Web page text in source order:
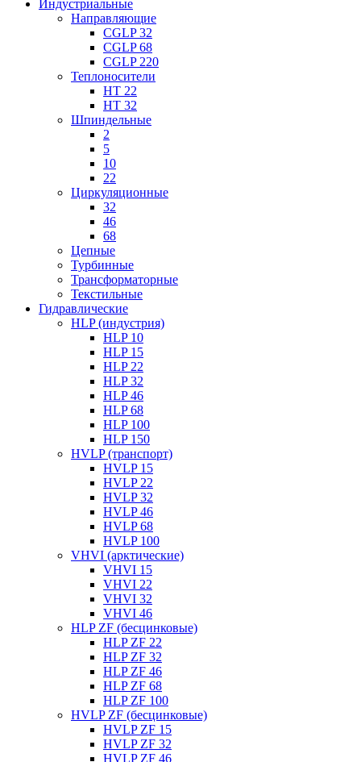
Индустриальные
Направляющие
CGLP 32
CGLP 68
CGLP 220
Теплоносители
HT 22
HT 32
Шпиндельные
2
5
10
22
Циркуляционные
32
46
68
Цепные
Турбинные
Трансформаторные
Текстильные
Гидравлические
HLP (индустрия)
HLP 10
HLP 15
HLP 22
HLP 32
HLP 46
HLP 68
HLP 100
HLP 150
HVLP (транспорт)
HVLP 15
HVLP 22
HVLP 32
HVLP 46
HVLP 68
HVLP 100
VHVI (арктические)
VHVI 15
VHVI 22
VHVI 32
VHVI 46
HLP ZF (бесцинковые)
HLP ZF 22
HLP ZF 32
HLP ZF 46
HLP ZF 68
HLP ZF 100
HVLP ZF (бесцинковые)
HVLP ZF 15
HVLP ZF 32
HVLP ZF 46